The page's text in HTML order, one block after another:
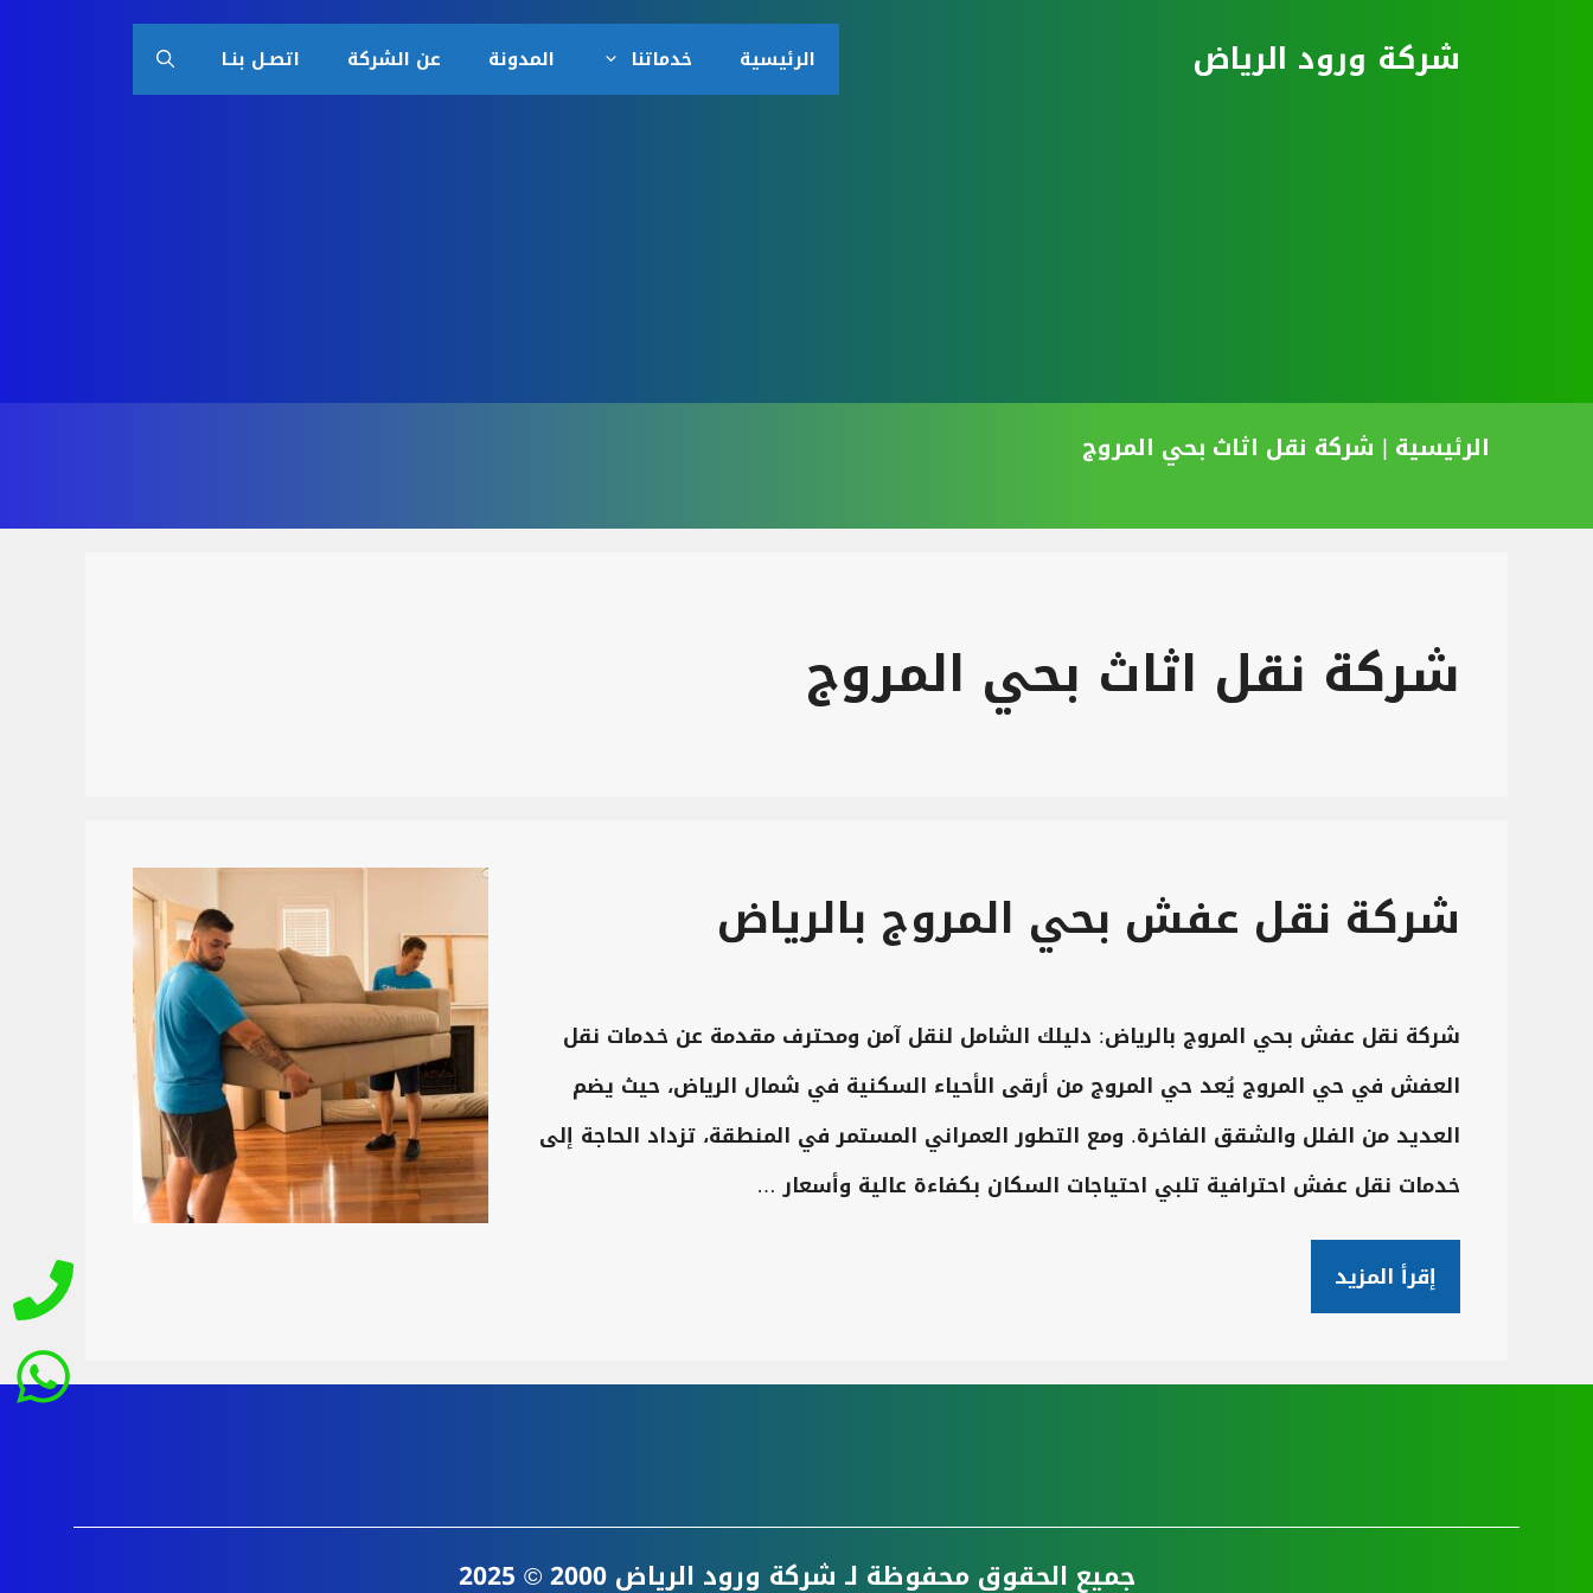
شركة ورود الرياض الرئيسية خدماتنا المدونة عن الشركة اتصـل بنـا
الرئيسية | شركة نقل اثاث بحي المروج
شركة نقل اثاث بحي المروج
شركة نقل عفش بحي المروج بالرياض
شركة نقل عفش بحي المروج بالرياض: دليلك الشامل لنقل آمن ومحترف مقدمة عن خدمات نقل
العفش في حي المروج يُعد حي المروج من أرقى الأحياء السكنية في شمال الرياض، حيث يضم
العديد من الفلل والشقق الفاخرة. ومع التطور العمراني المستمر في المنطقة، تزداد الحاجة إلى
خدمات نقل عفش احترافية تلبي احتياجات السكان بكفاءة عالية وأسعار …
إقرأ المزيد
جميع الحقوق محفوظة لـ شركة ورود الرياض 2000 © 2025